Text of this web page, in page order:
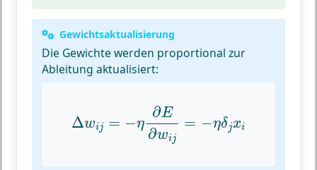
Gewichtsaktualisierung
Die Gewichte werden proportional zur
Ableitung aktualisiert:
Δwij = −η
∂E
∂wij
= −ηδjxi
E∂w